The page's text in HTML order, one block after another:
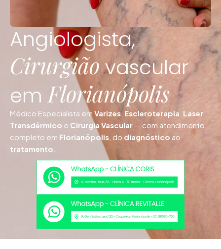
Angiologista,
Cirurgiãovascular
emFlorianópolis
Médico Especialista em Varizes, Escleroterapia Laser
Transdérmico e Cirurgia Vascular — com atendimento
completo em Florianópolis , do diagnóstico ao
tratamento